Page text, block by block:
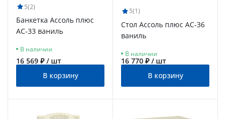
5(2)
Банкетка Ассоль плюс
АС-33 ваниль
В наличии
16 569 ₽ / шт
В корзину
5(1)
Стол Ассоль плюс АС-36
ваниль
В наличии
16 770 ₽ / шт
В корзину